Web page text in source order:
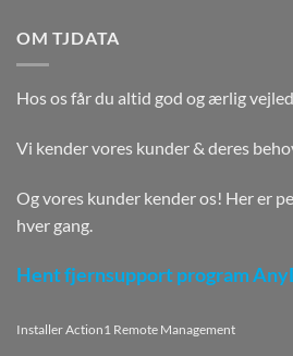
OM TJDATA
Hos os får du altid god og ærlig
Vi kender vores kunder & deres
Og vores kunder kender os! Her er
hver gang.
Hent fjernsupport program
Installer Action1 Remote Management